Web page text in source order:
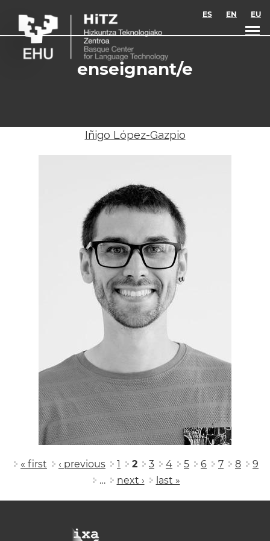
ES EN EU
enseignant/e
Iñigo López-Gazpio
Pages
« first ‹ previous 1 2 3 4 5 6 7 8
9
…
next › last »